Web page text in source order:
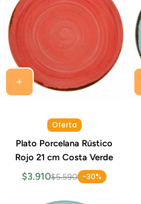
Oferta
Plato Porcelana Rústico
Rojo 21 cm Costa Verde
$3.910$5.590 -30%